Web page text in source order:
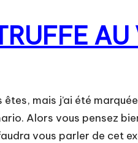
AU
mais j’ai été
Alors vous pensez
vous parler de cet